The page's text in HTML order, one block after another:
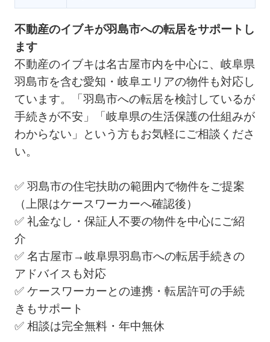
不動産のイブキが羽島市への転居をサポートし
ます
不動産のイブキは名古屋市内を中心に、岐阜県
羽島市を含む愛知・岐阜エリアの物件も対応し
ています。「羽島市への転居を検討しているが
手続きが不安」「岐阜県の生活保護の仕組みが
わからない」という方もお気軽にご相談くださ
い。
✅ 羽島市の住宅扶助の範囲内で物件をご提案
（上限はケースワーカーへ確認後）
✅ 礼金なし・保証人不要の物件を中心にご紹
介
✅ 名古屋市→岐阜県羽島市への転居手続きの
アドバイスも対応
✅ ケースワーカーとの連携・転居許可の手続
きもサポート
✅ 相談は完全無料・年中無休